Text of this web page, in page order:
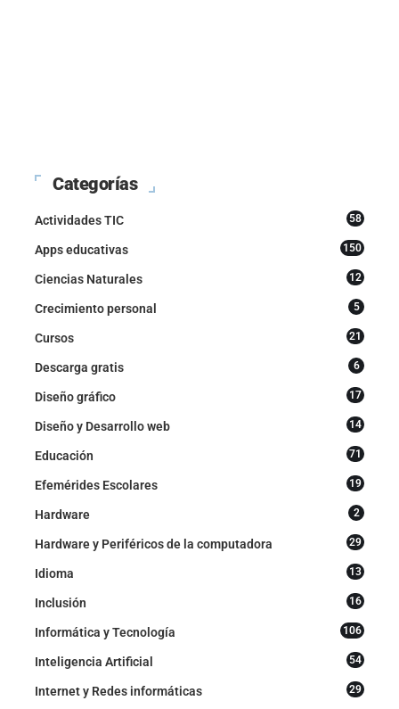
Categorías
Actividades TIC 58
Apps educativas 150
Ciencias Naturales 12
Crecimiento personal 5
Cursos 21
Descarga gratis 6
Diseño gráfico 17
Diseño y Desarrollo web 14
Educación 71
Efemérides Escolares 19
Hardware 2
Hardware y Periféricos de la computadora 29
Idioma 13
Inclusión 16
Informática y Tecnología 106
Inteligencia Artificial 54
Internet y Redes informáticas 29